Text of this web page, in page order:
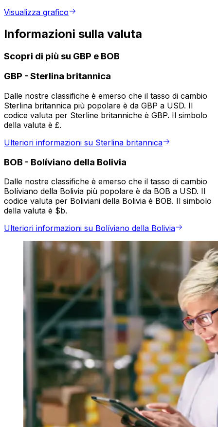
Visualizza grafico
Informazioni sulla valuta
Scopri di più su GBP e BOB
GBP - Sterlina britannica
Dalle nostre classifiche è emerso che il tasso di cambio
Sterlina britannica più popolare è da GBP a USD. Il
codice valuta per Sterline britanniche è GBP. Il simbolo
della valuta è £.
Ulteriori informazioni su Sterlina britannica
BOB - Bolíviano della Bolivia
Dalle nostre classifiche è emerso che il tasso di cambio
Bolíviano della Bolivia più popolare è da BOB a USD. Il
codice valuta per Boliviani della Bolivia è BOB. Il simbolo
della valuta è $b.
Ulteriori informazioni su Bolíviano della Bolivia